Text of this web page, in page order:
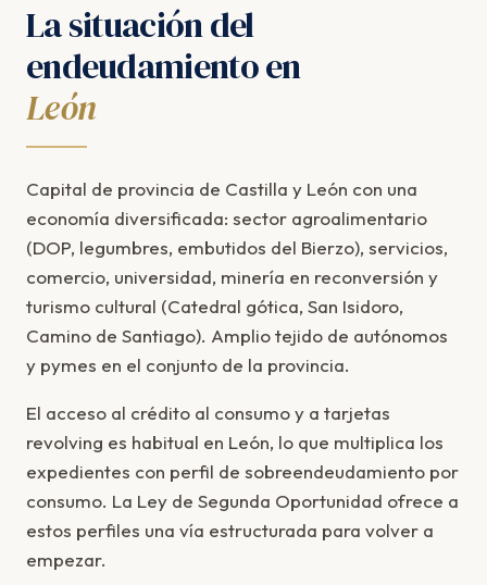
La situación del
endeudamiento en
León
Capital de provincia de Castilla y León con una
economía diversificada: sector agroalimentario
(DOP, legumbres, embutidos del Bierzo), servicios,
comercio, universidad, minería en reconversión y
turismo cultural (Catedral gótica, San Isidoro,
Camino de Santiago). Amplio tejido de autónomos
y pymes en el conjunto de la provincia.
El acceso al crédito al consumo y a tarjetas
revolving es habitual en León, lo que multiplica los
expedientes con perfil de sobreendeudamiento por
consumo. La Ley de Segunda Oportunidad ofrece a
estos perfiles una vía estructurada para volver a
empezar.